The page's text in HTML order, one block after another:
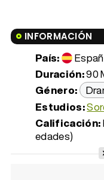
INFORMACIÓN
País:
Duración:90
Género:
Estudios:
Calificación:
edades)